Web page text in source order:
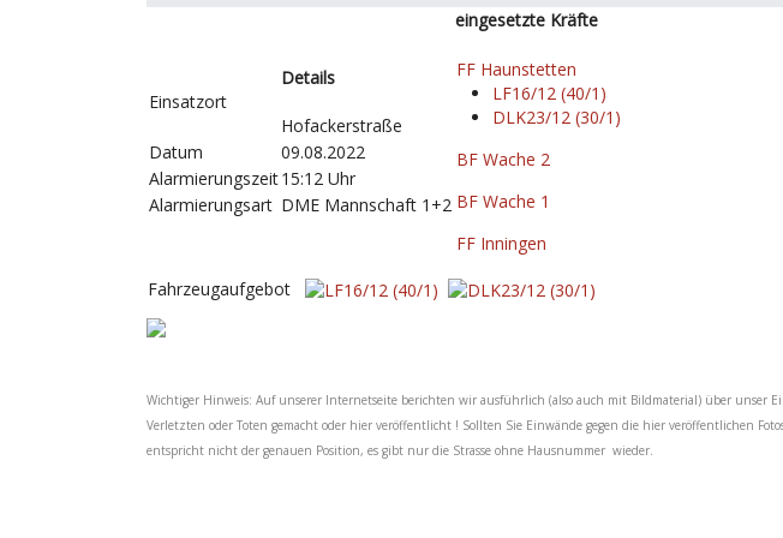
Einsatzort
Details
Hofackerstraße
Datum
09.08.2022
Alarmierungszeit15:12 Uhr
Alarmierungsart DME Mannschaft 1+2
eingesetzte Kräfte
FF Haunstetten
LF16/12 (40/1)
DLK23/12 (30/1)
BF Wache 2
BF Wache 1
FF Inningen
Fahrzeugaufgebot
Wichtiger Hinweis: Auf unserer Internetseite berichten wir ausführlich (also auch mit Bildmaterial) über unser
Verletzten oder Toten gemacht oder hier veröffentlicht ! Sollten Sie Einwände gegen die hier veröffentlichen
entspricht nicht der genauen Position, es gibt nur die Strasse ohne Hausnummer wieder.